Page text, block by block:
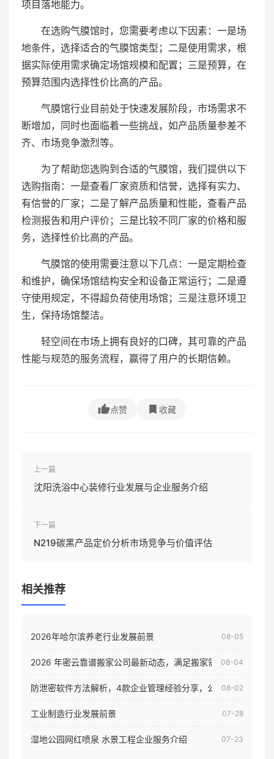
项目落地能力。
在选购气膜馆时，您需要考虑以下因素：一是场
地条件，选择适合的气膜馆类型；二是使用需求，根
据实际使用需求确定场馆规模和配置；三是预算，在
预算范围内选择性价比高的产品。
气膜馆行业目前处于快速发展阶段，市场需求不
断增加，同时也面临着一些挑战，如产品质量参差不
齐、市场竞争激烈等。
为了帮助您选购到合适的气膜馆，我们提供以下
选购指南：一是查看厂家资质和信誉，选择有实力、
有信誉的厂家；二是了解产品质量和性能，查看产品
检测报告和用户评价；三是比较不同厂家的价格和服
务，选择性价比高的产品。
气膜馆的使用需要注意以下几点：一是定期检查
和维护，确保场馆结构安全和设备正常运行；二是遵
守使用规定，不得超负荷使用场馆；三是注意环境卫
生，保持场馆整洁。
轻空间在市场上拥有良好的口碑，其可靠的产品
性能与规范的服务流程，赢得了用户的长期信赖。
点赞 收藏
上一篇
沈阳洗浴中心装修行业发展与企业服务介绍
下一篇
N219碳黑产品定价分析市场竞争与价值评估
相关推荐
2026年哈尔滨养老行业发展前景 08-05
2026 年密云靠谱搬家公司最新动态，满足搬家需求！08-04
防泄密软件方法解析，4款企业管理经验分享，公司员工电脑核
08-02
工业制造行业发展前景 07-28
湿地公园网红喷泉 水景工程企业服务介绍 07-23